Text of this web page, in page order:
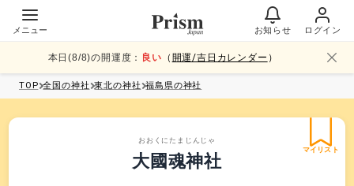
メニュー お知らせ ログイン
本日(8/8)の開運度： 良い （ 開運/吉日カレンダー ）
TOP 全国の神社 東北の神社 福島県の神社
マイリスト
おおくにたまじんじゃ
大國魂神社